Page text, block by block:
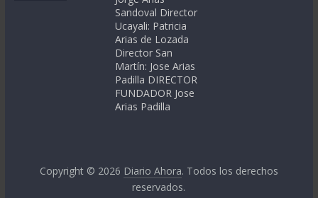
Sandoval Director
Ucayali: Patricia
Arias de Lozada
Director San
Martín: Jose Arias
Padilla DIRECTOR
FUNDADOR Jose
Arias Padilla
Copyright © 2026 Diario Ahora. Todos los derechos
reservados.